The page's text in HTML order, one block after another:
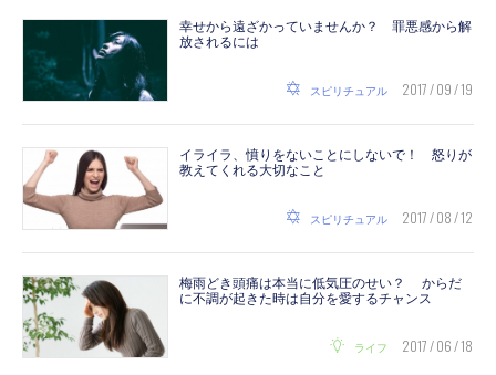
幸せから遠ざかっていませんか？ 罪悪感から解
放されるには
スピリチュアル 2017 / 09 / 19
イライラ、憤りをないことにしないで！ 怒りが
教えてくれる大切なこと
スピリチュアル 2017 / 08 / 12
梅雨どき頭痛は本当に低気圧のせい？ からだ
に不調が起きた時は自分を愛するチャンス
ライフ 2017 / 06 / 18